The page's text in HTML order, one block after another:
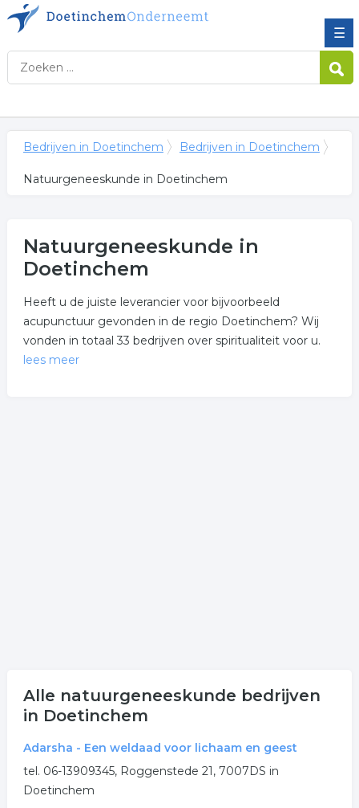
☰
Bedrijven in Doetinchem Bedrijven in Doetinchem
Natuurgeneeskunde in Doetinchem
Natuurgeneeskunde in
Doetinchem
Heeft u de juiste leverancier voor bijvoorbeeld
acupunctuur gevonden in de regio Doetinchem? Wij
vonden in totaal 33 bedrijven over spiritualiteit voor u.
lees meer
acupunctuur spiritualiteit
Alle natuurgeneeskunde bedrijven
in Doetinchem
Adarsha - Een weldaad voor lichaam en geest
tel. 06-13909345, Roggenstede 21, 7007DS in
Doetinchem